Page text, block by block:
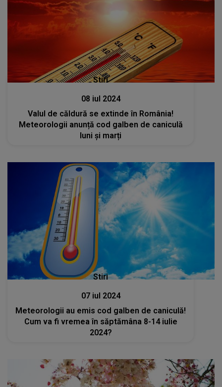
Stiri
08 iul 2024
Valul de căldură se extinde în România!
Meteorologii anunță cod galben de caniculă
luni și marți
Stiri
07 iul 2024
Meteorologii au emis cod galben de caniculă!
Cum va fi vremea în săptămâna 8-14 iulie
2024?